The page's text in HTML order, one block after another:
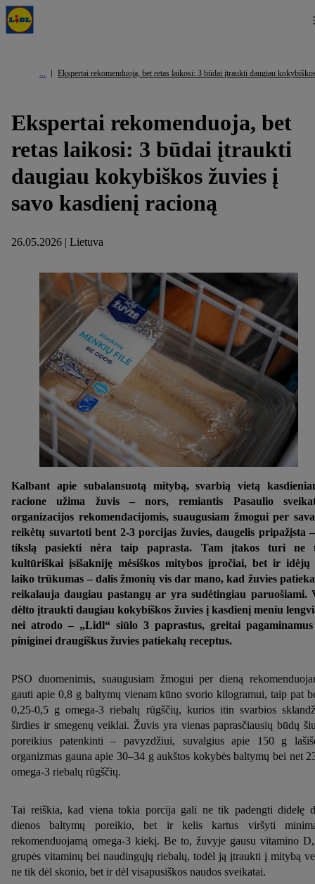
Ekspertai rekomenduoja, bet retas laikosi: 3 būdai įtraukti daugiau
Ekspertai rekomenduoja, bet
retas laikosi: 3 būdai įtraukti
daugiau kokybiškos žuvies į
savo kasdienį racioną
26.05.2026 | Lietuva
Kalbant apie subalansuotą mitybą, svarbią vietą
racione užima žuvis – nors, remiantis Pasaulio
organizacijos rekomendacijomis, suaugusiam žmogui per
reikėtų suvartoti bent 2-3 porcijas žuvies, daugelis pripažįsta
tikslą pasiekti nėra taip paprasta. Tam įtakos turi ne
kultūriškai įsišakniję mėsiškos mitybos įpročiai, bet ir idėjų
laiko trūkumas – dalis žmonių vis dar mano, kad žuvies
reikalauja daugiau pastangų ar yra sudėtingiau paruošiami.
dėlto įtraukti daugiau kokybiškos žuvies į kasdienį meniu
nei atrodo – „Lidl“ siūlo 3 paprastus, greitai
piniginei draugiškus žuvies patiekalų receptus.
PSO duomenimis, suaugusiam žmogui per dieną
gauti apie 0,8 g baltymų vienam kūno svorio kilogramui, taip pat
0,25-0,5 g omega-3 riebalų rūgščių, kurios itin svarbios
širdies ir smegenų veiklai. Žuvis yra vienas paprasčiausių būdų
poreikius patenkinti – pavyzdžiui, suvalgius apie 150 g
organizmas gauna apie 30–34 g aukštos kokybės baltymų bei net
omega-3 riebalų rūgščių.
Tai reiškia, kad viena tokia porcija gali ne tik padengti didelę
dienos baltymų poreikio, bet ir kelis kartus viršyti
rekomenduojamą omega-3 kiekį. Be to, žuvyje gausu vitamino
grupės vitaminų bei naudingųjų riebalų, todėl ją įtraukti į mitybą
ne tik dėl skonio, bet ir dėl visapusiškos naudos sveikatai.